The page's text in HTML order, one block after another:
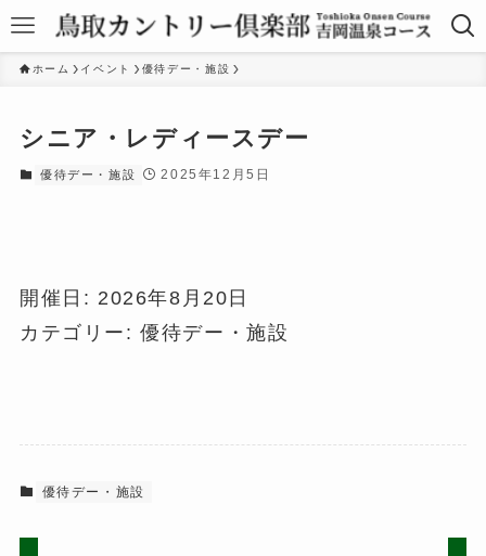
ホーム イベント 優待デー・施設
シニア・レディースデー
優待デー・施設 2025年12月5日
開催日: 2026年8月20日
カテゴリー:優待デー・施設
優待デー・施設